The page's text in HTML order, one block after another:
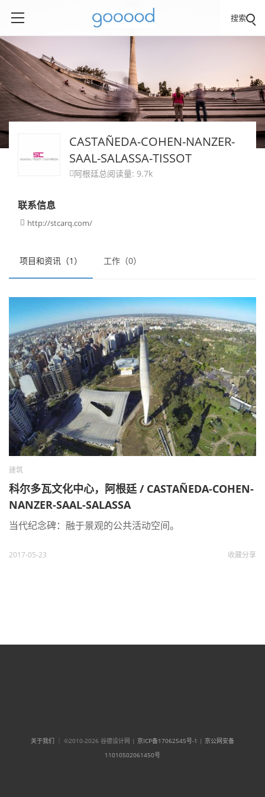
搜索
项目和资讯（1） 工作（0）
建筑
科尔多瓦文化中心，阿根廷 / CASTAÑEDA-COHEN-
NANZER-SAAL-SALASSA
当代纪念碑：融于景观的公共活动空间。
2017-05-23 收藏分享
CASTAÑEDA-COHEN-NANZER-
SAAL-SALASSA-TISSOT
 阿根廷总阅读量: 9.7k
联系信息
 http://stcarq.com/
关于我们 ｜ ©2010-2026 谷德设计网 | 京ICP备17062545号-1 | 京公网安备
11010502061450号